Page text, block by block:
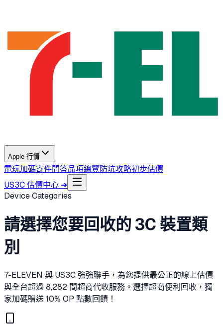
Apple 行情
電玩加碼寄件問答品項總覽防坑攻略初步估價
US3C 估價中心 ➔
Device Categories
請選擇您要回收的 3C 裝置類
別
7-ELEVEN 與 US3C 強強聯手，為您提供最公正的線上估價
與全台超過 8,282 間超商代收服務。 選擇超商便利回收，獨
家加碼贈送 10% OP 點數回饋！